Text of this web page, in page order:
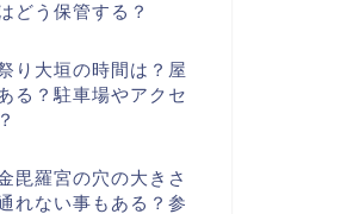
どう保管する？
り大垣の時間は？屋
る？駐車場やアクセ
毘羅宮の穴の大きさ
れない事もある？参